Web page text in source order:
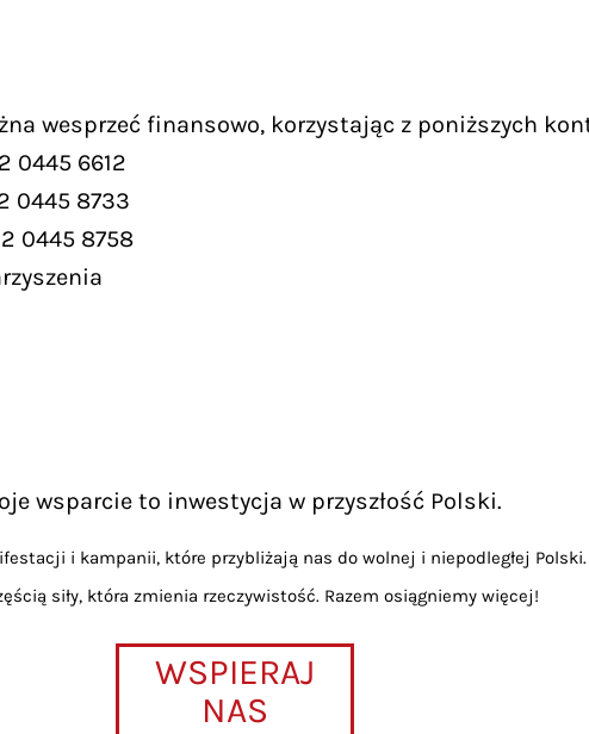
wesprzeć finansowo, korzystając z poniższych
0445 6612
0445 8733
0445 8758
wsparcie to inwestycja w przyszłość Polski.
i kampanii, które przybliżają nas do wolnej i niepodległej
siły, która zmienia rzeczywistość. Razem osiągniemy więcej!
WSPIERAJ
NAS